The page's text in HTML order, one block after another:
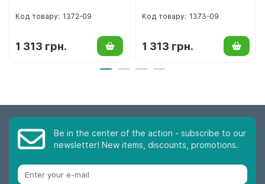
1372-09
1 313 грн.
1373-09
1 313 грн.
Be in the center of the action - subscribe to our
newsletter! New items, discounts, promotions.